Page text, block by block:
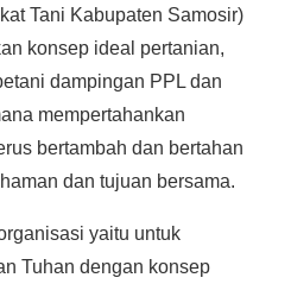
Tani Kabupaten Samosir)
konsep ideal pertanian,
dampingan PPL dan
mempertahankan
bertambah dan bertahan
dan tujuan bersama.
yaitu untuk
Tuhan dengan konsep